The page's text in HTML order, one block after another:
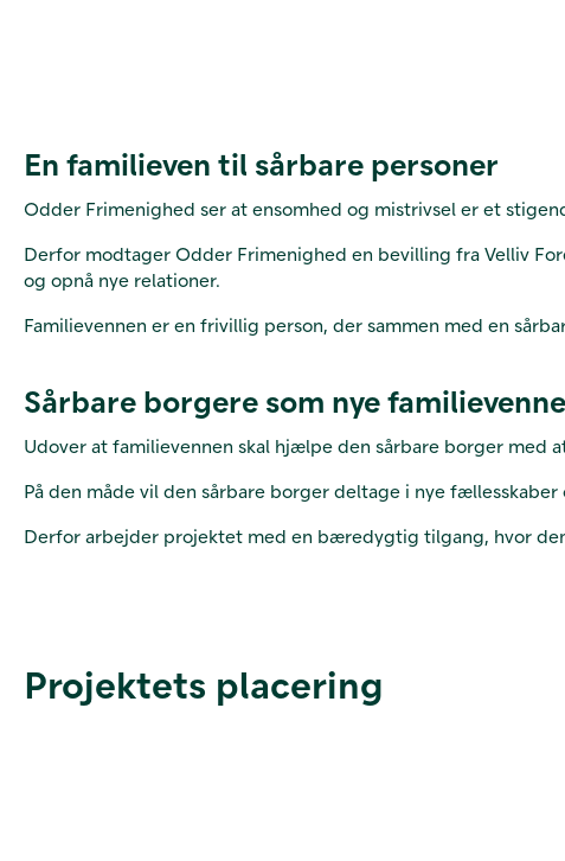
En familieven til sårbare personer
Odder Frimenighed ser at ensomhed og mistrivsel er et
Derfor modtager Odder Frimenighed en bevilling fra Velliv
og opnå nye relationer.
Familievennen er en frivillig person, der sammen med en
Sårbare borgere som nye
Udover at familievennen skal hjælpe den sårbare borger med
På den måde vil den sårbare borger deltage i nye
Derfor arbejder projektet med en bæredygtig tilgang, hvor
Projektets placering